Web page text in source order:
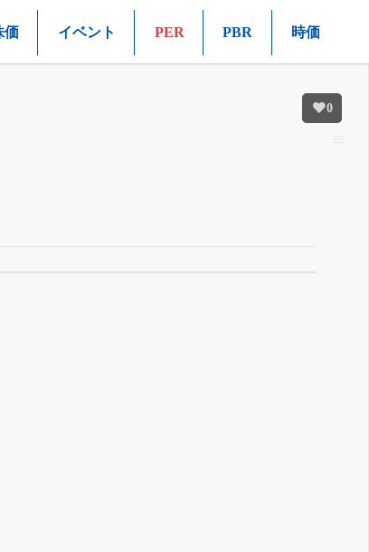
価 イベント PER PBR 時価
0